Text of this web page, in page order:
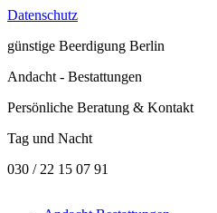
Datenschutz
günstige Beerdigung Berlin
Andacht - Bestattungen
Persönliche Beratung & Kontakt
Tag und Nacht
030 / 22 15 07 91